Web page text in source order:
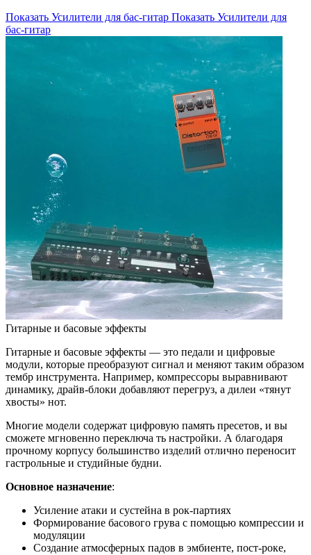
Показать Усилители для бас-гитар Показать Усилители для
бас-гитар
Гитарные и басовые эффекты
Гитарные и басовые эффекты — это педали и цифровые
модули, которые преобразуют сигнал и меняют таким образом
тембр инструмента. Например, компрессоры выравнивают
динамику, драйв-блоки добавляют перегруз, а дилеи «тянут
хвосты» нот.
Многие модели содержат цифровую память пресетов, и вы
сможете мгновенно переключа ть настройки. А благодаря
прочному корпусу большинство изделий отлично переносит
гастрольные и студийные будни.
Основное назначение:
Усиление атаки и сустейна в рок-партиях
Формирование басового грува с помощью компрессии и
модуляции
Создание атмосферных падов в эмбиенте, пост-роке,